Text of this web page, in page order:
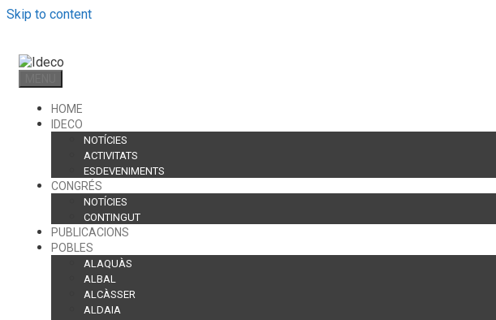
Skip to content
HOME
IDECO
NOTÍCIES
ACTIVITATS
ESDEVENIMENTS
CONGRÉS
NOTÍCIES
CONTINGUT
PUBLICACIONS
POBLES
ALAQUÀS
ALBAL
ALCÀSSER
ALDAIA